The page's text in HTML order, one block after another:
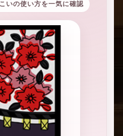
いの使い方を一気に確認